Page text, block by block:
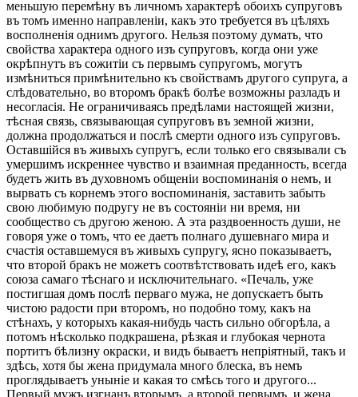
меньшую перемѣну въ личномъ характерѣ обоихъ супруговъ
въ томъ именно направленіи, какъ это требуется въ цѣляхъ
восполненія однимъ другого. Нельзя поэтому думать, что
свойства характера одного изъ супруговъ, когда они уже
окрѣпнутъ въ сожитіи съ первымъ супругомъ, могутъ
измѣниться примѣнительно къ свойствамъ другого супруга, а
слѣдовательно, во второмъ бракѣ болѣе возможны разладъ и
несогласія. Не ограничиваясь предѣлами настоящей жизни,
тѣсная связь, связывающая супруговъ въ земной жизни,
должна продолжаться и послѣ смерти одного изъ супруговъ.
Оставшійся въ живыхъ супругъ, если только его связывали съ
умершимъ искреннее чувство и взаимная преданность, всегда
будетъ жить въ духовномъ общеніи воспоминанія о немъ, и
вырвать съ корнемъ этого воспоминанія, заставить забыть
свою любимую подругу не въ состояніи ни время, ни
сообщество съ другою женою. А эта раздвоенность души, не
говоря уже о томъ, что ее даетъ полнаго душевнаго мира и
счастія оставшемуся въ живыхъ супругу, ясно показываетъ,
что второй бракъ не можетъ соотвѣтствовать идеѣ его, какъ
союза самаго тѣснаго и исключительнаго. «Печаль, уже
постигшая домъ послѣ перваго мужа, не допускаетъ быть
чистою радости при второмъ, но подобно тому, какъ на
стѣнахъ, у которыхъ какая-нибудь часть сильно обгорѣла, а
потомъ нѣсколько подкрашена, рѣзкая и глубокая чернота
портитъ бѣлизну окраски, и видъ бываетъ непріятный, такъ и
здѣсь, хотя бы жена придумала много блеска, въ немъ
проглядываетъ уныніе и какая то смѣсь того и другого...
Первый мужъ изгнанъ вторымъ, а второй первымъ, и жена